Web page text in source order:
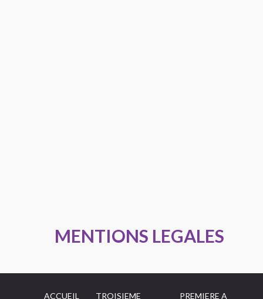
MENTIONS LEGALES
ACCUEIL TROISIEME PREMIERE A